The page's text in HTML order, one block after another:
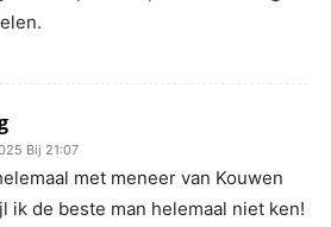
Bij 21:07
met meneer van Kouwen
ik de beste man helemaal niet ken!